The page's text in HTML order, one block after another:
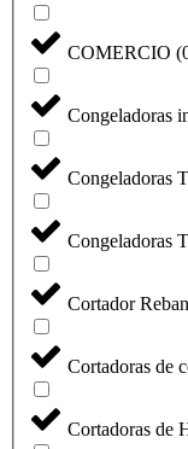
COMERCIO (
Congeladoras
Congeladoras
Congeladoras
Cortador
Cortadoras de
Cortadoras de